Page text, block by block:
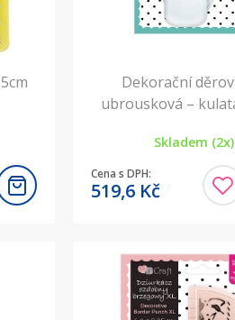
Dekorační
ubrousková –
Skladem (2x)
Cena s DPH:
519,6 Kč